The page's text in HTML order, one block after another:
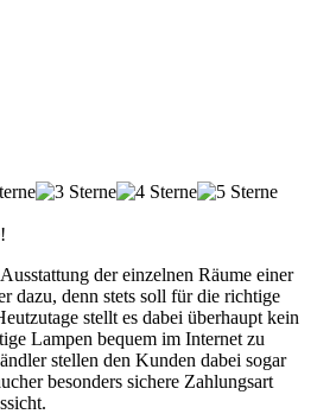
der einzelnen Räume einer
dazu, denn stets soll für die richtige
stellt es dabei überhaupt kein
Lampen bequem im Internet zu
stellen den Kunden dabei sogar
besonders sichere Zahlungsart